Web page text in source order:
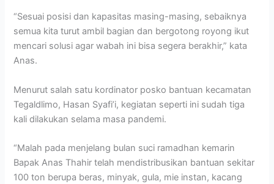
“Sesuai posisi dan kapasitas masing-masing, sebaiknya
semua kita turut ambil bagian dan bergotong royong ikut
mencari solusi agar wabah ini bisa segera berakhir,” kata
Anas.
Menurut salah satu kordinator posko bantuan kecamatan
Tegaldlimo, Hasan Syafi’i, kegiatan seperti ini sudah tiga
kali dilakukan selama masa pandemi.
“Malah pada menjelang bulan suci ramadhan kemarin
Bapak Anas Thahir telah mendistribusikan bantuan sekitar
100 ton berupa beras, minyak, gula, mie instan, kacang